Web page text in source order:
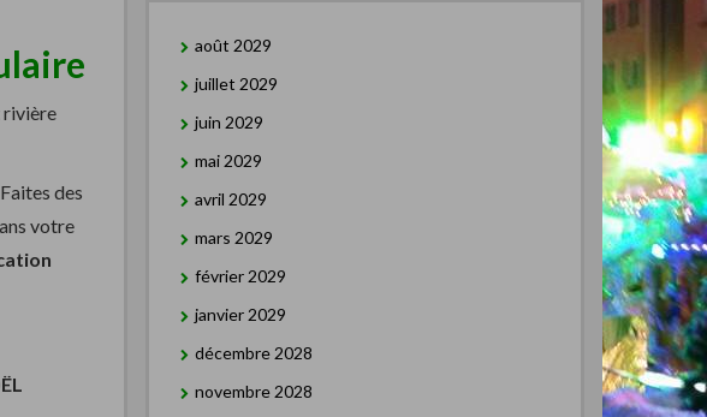
rivière
des
votre
août 2029
juillet 2029
juin 2029
mai 2029
avril 2029
mars 2029
février 2029
janvier 2029
décembre 2028
novembre 2028